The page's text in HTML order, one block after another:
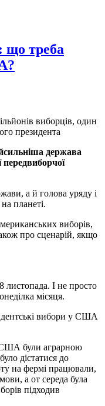
що треба
виборців, один
президента
держава
передвиборчої
а й голова уряду і
планеті.
виборів,
про сценарій, якщо
листопада. І не просто
місяця.
вибори у США
США були аграрною
дістатися до
на фермі працювали,
а от середа була
підходив